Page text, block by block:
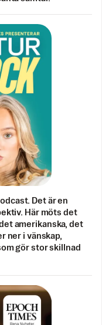
Det är en
Här möts det
amerikanska, det
ner i vänskap,
gör stor skillnad